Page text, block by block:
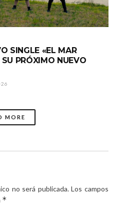
SINGLE «EL MAR
PRÓXIMO NUEVO
MORE
no será publicada. Los campos
*